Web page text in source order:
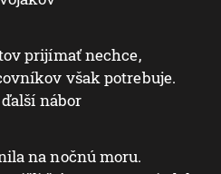
prijímať nechce,
však potrebuje.
nábor
na nočnú moru.